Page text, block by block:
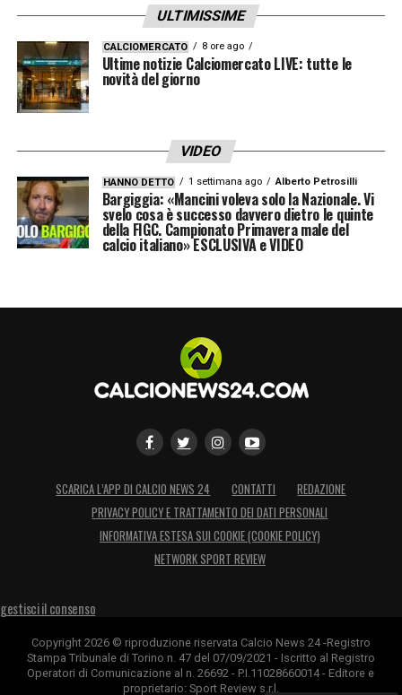
ULTIMISSIME
CALCIOMERCATO 8 ore ago
Ultime notizie Calciomercato LIVE: tutte le
novità del giorno
VIDEO
HANNO DETTO 1 settimana ago Alberto Petrosilli
Bargiggia: «Mancini voleva solo la Nazionale. Vi
svelo cosa è successo davvero dietro le quinte
della FIGC. Campionato Primavera male del
calcio italiano» ESCLUSIVA e VIDEO
SCARICA L’APP DI CALCIO NEWS 24 CONTATTI
REDAZIONE
PRIVACY POLICY E TRATTAMENTO DEI DATI PERSONALI
INFORMATIVA ESTESA SUI COOKIE (COOKIE POLICY)
NETWORK SPORT REVIEW
gestisci il consenso
Copyright 2026 © riproduzione riservata Calcio News 24 -Registro
Stampa Tribunale di Torino n. 47 del 07/09/2021 - Iscritto al Registro
Operatori di Comunicazione al n. 26692 - P.I.11028660014 - Editore e
proprietario: Sport Review s.r.l.